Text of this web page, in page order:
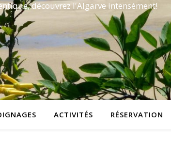
découvrez l'Algarve intensément!
ACTIVITÉS RÉSERVATION